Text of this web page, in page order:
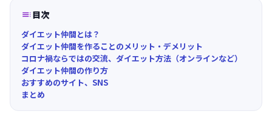
目次
ダイエット仲間とは？
ダイエット仲間を作ることのメリット・デメリット
コロナ禍ならではの交流、ダイエット方法（オンラインなど）
ダイエット仲間の作り方
おすすめのサイト、SNS
まとめ